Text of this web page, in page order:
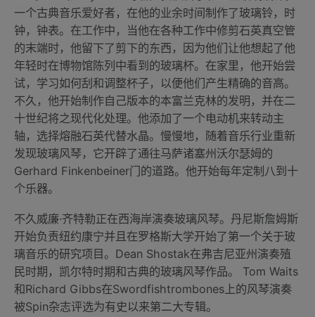
一个古典音乐爱好者，在他的业余时间制作了玻璃铃，时
钟，钟表。在工作中，当他在各种工作中修剪石英真空管
的末端时，他留下了剪下的东西，因为他们让他想起了他
年轻时在博物馆陈列中看到的玻璃杯。在家里，他开始尝
试，学习如何刮和调整杯子，以便他们产生精确的音高。
不久，他开始制作自己版本的本富兰克林的发明，并在二
十世纪将之现代化处理。他添加了一个电动机来转动主
轴，选择熔融石英代替水晶。慢慢地，随着音乐行业重新
发现玻璃风琴，它开辟了通往马萨诸塞州沃尔瑟姆的
Gerhard Finkenbeiner门的道路。他开始每年定制八到十
个乐器。
不久威廉·齐特勒正在西海岸演奏玻璃风琴。丹尼斯詹姆斯
开始负责纽约康宁并且在罗格斯大学开始了第一个关于玻
璃音乐的研究项目。Dean Shostak在弗吉尼亚州演奏殖
民时期，凯尔特时期和古典的玻璃风琴作品。 Tom Waits
和Richard Gibbs在Swordfishtrombones上的风琴演奏
被Spin杂志评选为有史以来第二大专辑。